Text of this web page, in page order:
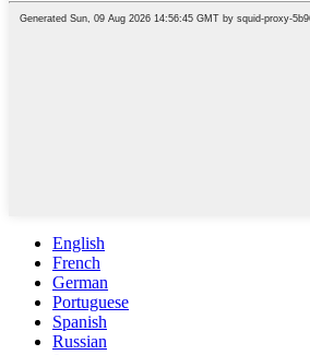
English
French
German
Portuguese
Spanish
Russian